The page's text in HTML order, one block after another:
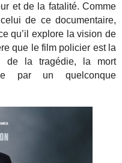
et de la fatalité. Comme
de ce documentaire,
qu’il explore la vision de
que le film policier est la
de la tragédie, la mort
par un quelconque